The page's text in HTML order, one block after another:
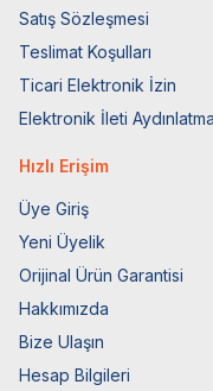
Satış Sözleşmesi
Teslimat Koşulları
Ticari Elektronik İzin
Elektronik İleti
Hızlı Erişim
Üye Giriş
Yeni Üyelik
Orijinal Ürün Garantisi
Hakkımızda
Bize Ulaşın
Hesap Bilgileri